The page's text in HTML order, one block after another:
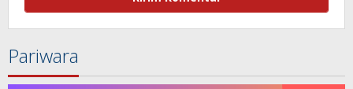
Pariwara